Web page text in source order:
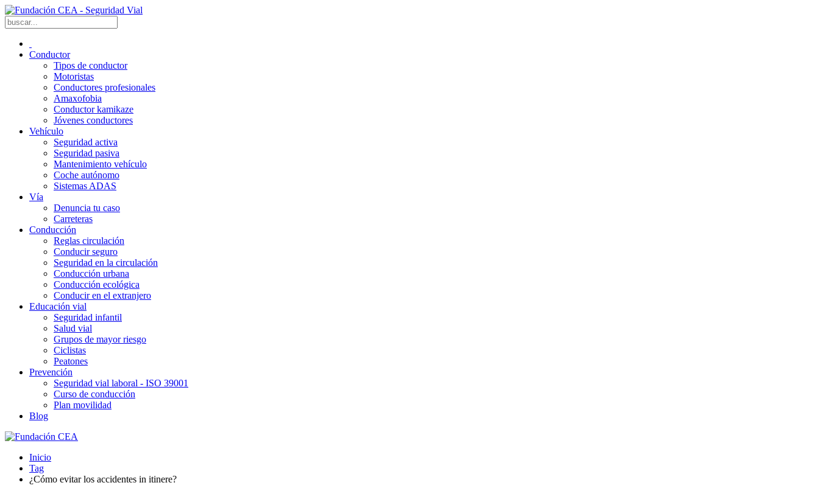
Conductor
Tipos de conductor
Motoristas
Conductores profesionales
Amaxofobia
Conductor kamikaze
Jóvenes conductores
Vehículo
Seguridad activa
Seguridad pasiva
Mantenimiento vehículo
Coche autónomo
Sistemas ADAS
Vía
Denuncia tu caso
Carreteras
Conducción
Reglas circulación
Conducir seguro
Seguridad en la circulación
Conducción urbana
Conducción ecológica
Conducir en el extranjero
Educación vial
Seguridad infantil
Salud vial
Grupos de mayor riesgo
Ciclistas
Peatones
Prevención
Seguridad vial laboral - ISO 39001
Curso de conducción
Plan movilidad
Blog
Inicio
Tag
¿Cómo evitar los accidentes in itinere?